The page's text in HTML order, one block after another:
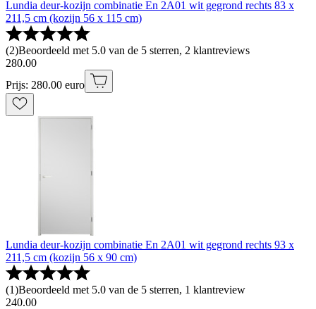
Lundia deur-kozijn combinatie En 2A01 wit gegrond rechts 83 x
211,5 cm (kozijn 56 x 115 cm)
(2)Beoordeeld met 5.0 van de 5 sterren, 2 klantreviews
280.00
Prijs: 280.00 euro
Lundia deur-kozijn combinatie En 2A01 wit gegrond rechts 93 x
211,5 cm (kozijn 56 x 90 cm)
(1)Beoordeeld met 5.0 van de 5 sterren, 1 klantreview
240.00